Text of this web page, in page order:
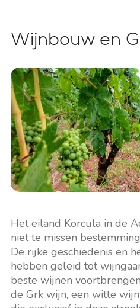
Wijnbouw en
Het eiland Korcula in de
niet te missen
De rijke geschiedenis en
hebben geleid tot
beste wijnen
de Grk wijn, een witte